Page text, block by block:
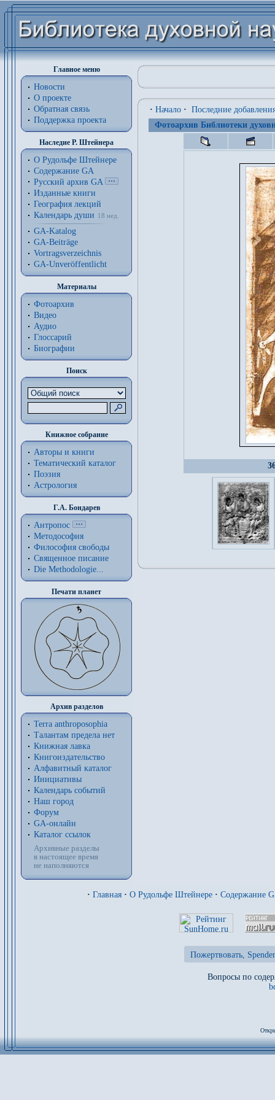
Главное меню
Новости
О проекте
Обратная связь
Поддержка проекта
Наследие Р. Штейнера
О Рудольфе Штейнере
Содержание GA
Русский архив GA
Изданные книги
География лекций
Календарь души
18 нед.
GA-Katalog
GA-Beiträge
Vortragsverzeichnis
GA-Unveröffentlicht
Материалы
Фотоархив
Видео
Аудио
Глоссарий
Биографии
Поиск
Книжное собрание
Авторы и книги
Тематический каталог
Поэзия
Астрология
Г.А. Бондарев
Антропос
Методософия
Философия cвободы
Священное писание
Die Methodologie...
Печати планет
Архив разделов
Terra anthroposophia
Талантам предела нет
Книжная лавка
Книгоиздательство
Алфавитный каталог
Инициативы
Календарь событий
Наш город
Форум
GA-онлайн
Каталог ссылок
Архивные разделы
в настоящее время
не наполняются
· Начало · Последние
Фотоархив Библиотеки
· Главная · О Рудольфе Штейнере · Содержание
Пожертвовать,
Вопросы по